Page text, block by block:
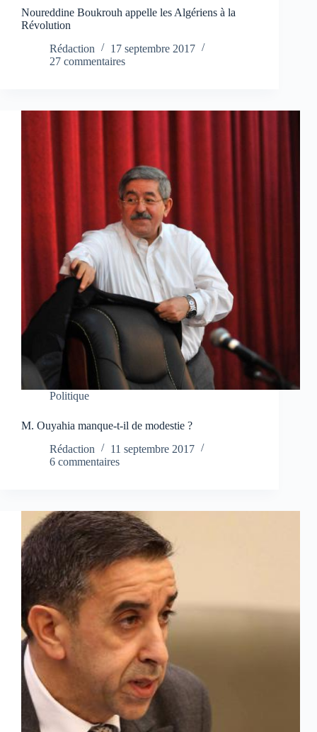
Noureddine Boukrouh appelle les Algériens à la
Révolution
Rédaction
17 septembre 2017
27 commentaires
Politique
M. Ouyahia manque-t-il de modestie ?
Rédaction
11 septembre 2017
6 commentaires